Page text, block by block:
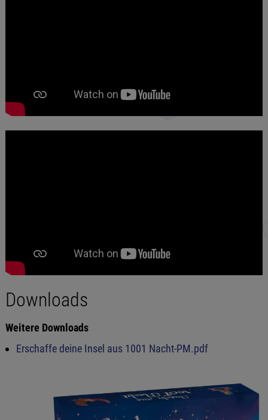
Downloads
Weitere Downloads
Erschaffe deine Insel aus 1001 Nacht-PM.pdf